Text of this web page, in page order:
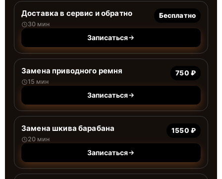
Доставка в сервис и обратно
30 мин
Бесплатно
Записаться
Замена приводного ремня
15 мин
750 ₽
Записаться
Замена шкива барабана
20 мин
1550 ₽
Записаться